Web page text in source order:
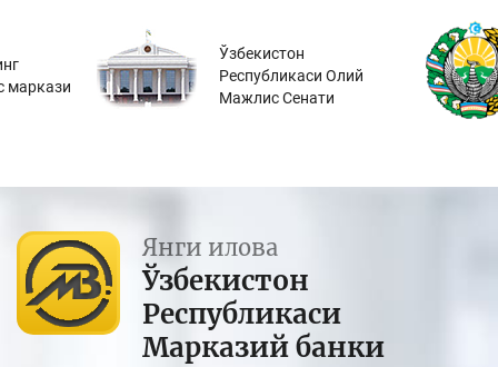
маркази
Ўзбекистон
Республикаси Олий
Мажлис Сенати
Янги илова
Ўзбекистон
Республикаси
Марказий банки